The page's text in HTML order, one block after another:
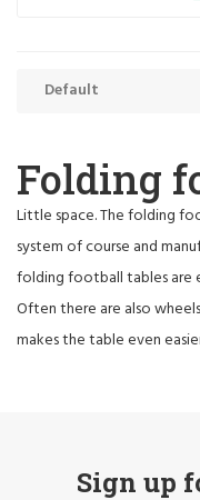
Default
Folding
Little space. The folding
system of course and
folding football tables are
Often there are also
makes the table even
Sign up